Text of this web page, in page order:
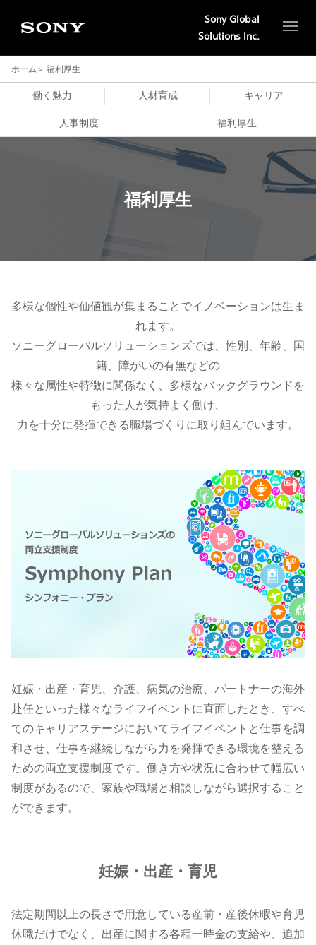
Sony Global
Solutions Inc.
ホーム 福利厚生
働く魅力 人材育成 キャリア
人事制度 福利厚生
福利厚生
多様な個性や価値観が集まることでイノベーションは生ま
れます。
ソニーグローバルソリューションズでは、性別、年齢、国
籍、障がいの有無などの
様々な属性や特徴に関係なく、多様なバックグラウンドを
もった人が気持よく働け、
力を十分に発揮できる職場づくりに取り組んでいます。
妊娠・出産・育児、介護、病気の治療、パートナーの海外
赴任といった様々なライフイベントに直面したとき、すべ
てのキャリアステージにおいてライフイベントと仕事を調
和させ、仕事を継続しながら力を発揮できる環境を整える
ための両立支援制度です。働き方や状況に合わせて幅広い
制度があるので、家族や職場と相談しながら選択すること
ができます。
妊娠・出産・育児
法定期間以上の長さで用意している産前・産後休暇や育児
休職だけでなく、出産に関する各種⼀時⾦の支給や、追加